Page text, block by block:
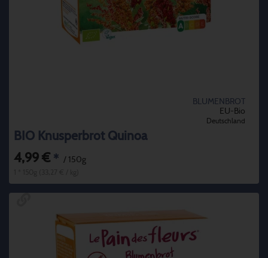
BLUMENBROT
EU-Bio
Deutschland
BIO Knusperbrot Quinoa
4,99 € * / 150g